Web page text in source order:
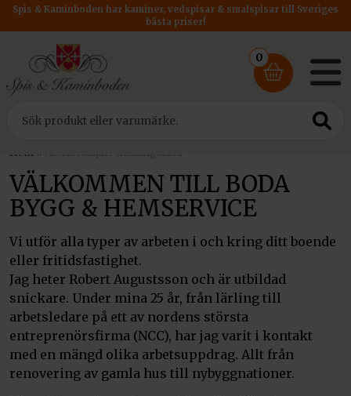
Spis & Kaminboden har kaminer, vedspisar & smalspisar till Sveriges
bästa priser!
0
Hem »
VÄLKOMMEN TILL BODA
BYGG & HEMSERVICE
Vi utför alla typer av arbeten i och kring ditt boende
eller fritidsfastighet.
Jag heter Robert Augustsson och är utbildad
snickare. Under mina 25 år, från lärling till
arbetsledare på ett av nordens största
entreprenörsfirma (NCC), har jag varit i kontakt
med en mängd olika arbetsuppdrag. Allt från
renovering av gamla hus till nybyggnationer.